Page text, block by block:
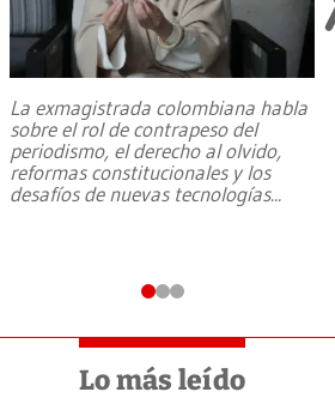
La exmagistrada colombiana habla
sobre el rol de contrapeso del
periodismo, el derecho al olvido,
reformas constitucionales y los
desafíos de nuevas tecnologías...
Lo más leído